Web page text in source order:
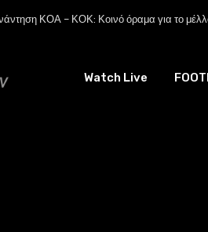
ΚΟΑ – ΚΟΚ: Κοινό όραμα για το
Watch Live